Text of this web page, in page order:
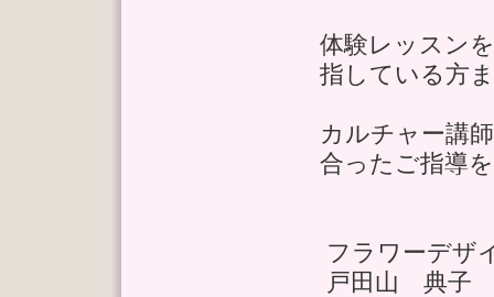
体験レッスン
指している方
カルチャー講
合ったご指導
フラワーデザ
戸田山 典子